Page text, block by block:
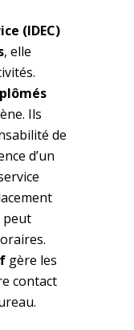
(IDEC)
, elle
Ils
de
d’un
peut
gère les
contact